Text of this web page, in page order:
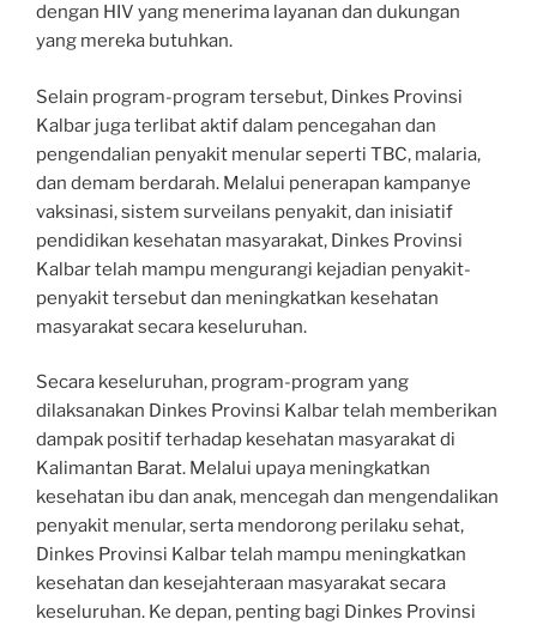
dengan HIV yang menerima layanan dan dukungan
yang mereka butuhkan.
Selain program-program tersebut, Dinkes Provinsi
Kalbar juga terlibat aktif dalam pencegahan dan
pengendalian penyakit menular seperti TBC, malaria,
dan demam berdarah. Melalui penerapan kampanye
vaksinasi, sistem surveilans penyakit, dan inisiatif
pendidikan kesehatan masyarakat, Dinkes Provinsi
Kalbar telah mampu mengurangi kejadian penyakit-
penyakit tersebut dan meningkatkan kesehatan
masyarakat secara keseluruhan.
Secara keseluruhan, program-program yang
dilaksanakan Dinkes Provinsi Kalbar telah memberikan
dampak positif terhadap kesehatan masyarakat di
Kalimantan Barat. Melalui upaya meningkatkan
kesehatan ibu dan anak, mencegah dan mengendalikan
penyakit menular, serta mendorong perilaku sehat,
Dinkes Provinsi Kalbar telah mampu meningkatkan
kesehatan dan kesejahteraan masyarakat secara
keseluruhan. Ke depan, penting bagi Dinkes Provinsi